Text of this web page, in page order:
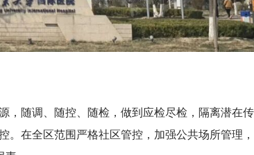
，随调、随控、随检，做到应检尽检，隔离潜在
。在全区范围严格社区管控，加强公共场所管理